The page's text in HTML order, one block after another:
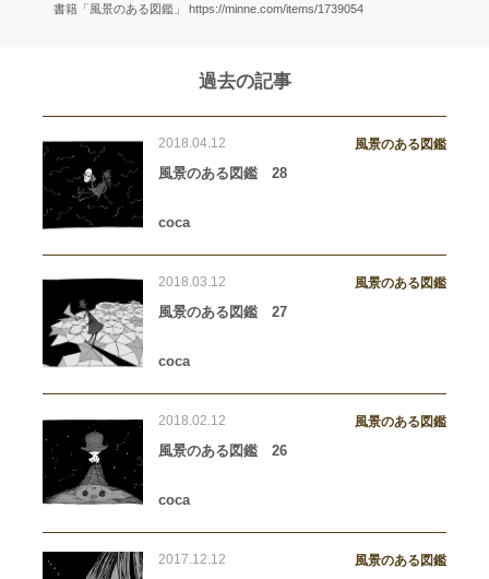
書籍「風景のある図鑑」 https://minne.com/items/1739054
過去の記事
2018.04.12 風景のある図鑑
風景のある図鑑 28
coca
2018.03.12 風景のある図鑑
風景のある図鑑 27
coca
2018.02.12 風景のある図鑑
風景のある図鑑 26
coca
2017.12.12 風景のある図鑑